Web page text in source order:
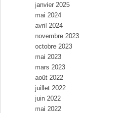
janvier 2025
mai 2024
avril 2024
novembre 2023
octobre 2023
mai 2023
mars 2023
août 2022
juillet 2022
juin 2022
mai 2022